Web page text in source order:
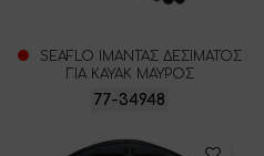
SEAFLO ΙΜΑΝΤΑΣ ΔΕΣΙΜΑΤΟΣ
ΓΙΑ ΚΑΥΑΚ ΜΑΥΡΟΣ
77-34948